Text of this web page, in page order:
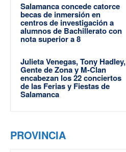
Salamanca concede catorce
becas de inmersión en
centros de investigación a
alumnos de Bachillerato con
nota superior a 8
Julieta Venegas, Tony Hadley,
Gente de Zona y M-Clan
encabezan los 22 conciertos
de las Ferias y Fiestas de
Salamanca
PROVINCIA